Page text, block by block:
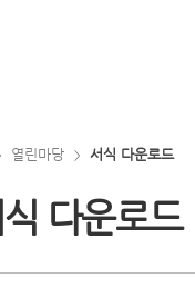
열린마당 > 서식 다운로드
다운로드